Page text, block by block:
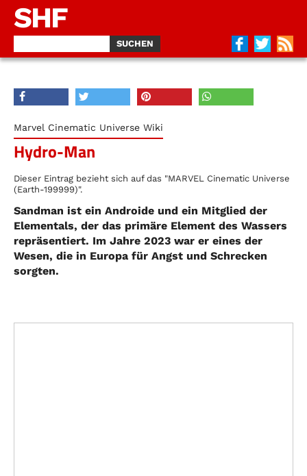
SHF
Marvel Cinematic Universe Wiki
Hydro-Man
Dieser Eintrag bezieht sich auf das "MARVEL Cinematic Universe
(Earth-199999)".
Sandman ist ein Androide und ein Mitglied der
Elementals, der das primäre Element des Wassers
repräsentiert. Im Jahre 2023 war er eines der
Wesen, die in Europa für Angst und Schrecken
sorgten.